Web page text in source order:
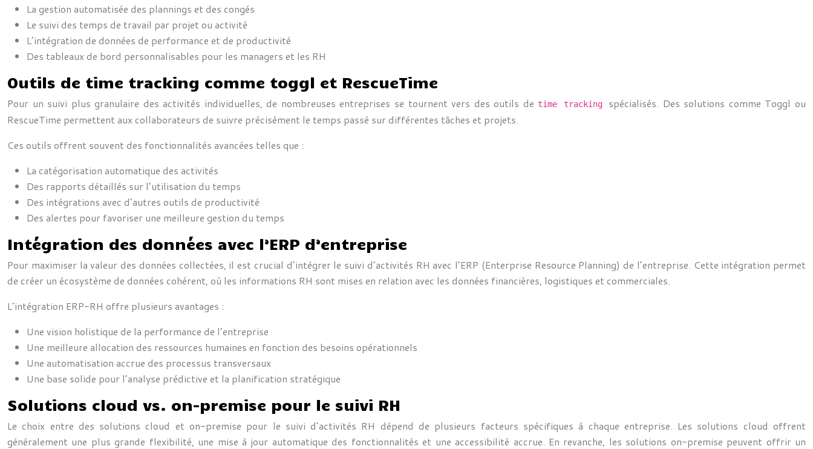
La gestion automatisée des plannings et des congés
Le suivi des temps de travail par projet ou activité
L’intégration de données de performance et de productivité
Des tableaux de bord personnalisables pour les managers et les RH
Outils de time tracking comme toggl et RescueTime
Pour un suivi plus granulaire des activités individuelles, de nombreuses entreprises se tournent vers des outils de time tracking spécialisés. Des solutions comme Toggl ou
RescueTime permettent aux collaborateurs de suivre précisément le temps passé sur différentes tâches et projets.
Ces outils offrent souvent des fonctionnalités avancées telles que :
La catégorisation automatique des activités
Des rapports détaillés sur l’utilisation du temps
Des intégrations avec d’autres outils de productivité
Des alertes pour favoriser une meilleure gestion du temps
Intégration des données avec l’ERP d’entreprise
Pour maximiser la valeur des données collectées, il est crucial d’intégrer le suivi d’activités RH avec l’ERP (Enterprise Resource Planning) de l’entreprise. Cette intégration permet
de créer un écosystème de données cohérent, où les informations RH sont mises en relation avec les données financières, logistiques et commerciales.
L’intégration ERP-RH offre plusieurs avantages :
Une vision holistique de la performance de l’entreprise
Une meilleure allocation des ressources humaines en fonction des besoins opérationnels
Une automatisation accrue des processus transversaux
Une base solide pour l’analyse prédictive et la planification stratégique
Solutions cloud vs. on-premise pour le suivi RH
Le choix entre des solutions cloud et on-premise pour le suivi d’activités RH dépend de plusieurs facteurs spécifiques à chaque entreprise. Les solutions cloud offrent
généralement une plus grande flexibilité, une mise à jour automatique des fonctionnalités et une accessibilité accrue. En revanche, les solutions on-premise peuvent offrir un